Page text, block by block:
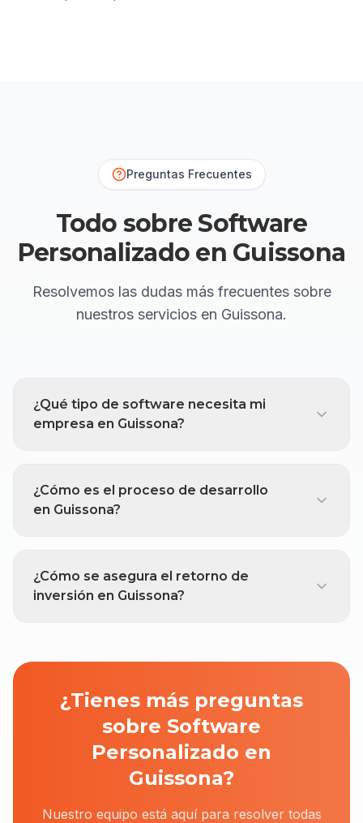
Preguntas Frecuentes
Todo sobre Software
Personalizado en Guissona
Resolvemos las dudas más frecuentes sobre
nuestros servicios en Guissona.
¿Qué tipo de software necesita mi
empresa en Guissona?
¿Cómo es el proceso de desarrollo
en Guissona?
¿Cómo se asegura el retorno de
inversión en Guissona?
¿Tienes más preguntas
sobre Software
Personalizado en
Guissona?
Nuestro equipo está aquí para resolver todas